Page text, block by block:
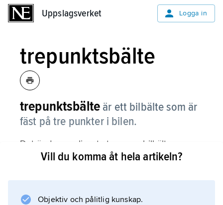
Uppslagsverket Logga in
trepunktsbälte
trepunktsbälte är ett bilbälte som är
fäst på tre punkter i bilen.
Det är den vanligaste typen av bilbälte.
Information om artikeln
Vill du komma åt hela artikeln?
Objektiv och pålitlig kunskap.